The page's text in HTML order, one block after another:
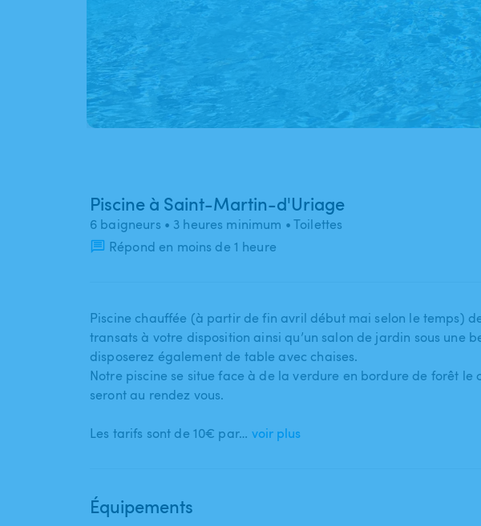
Piscine à Saint-Martin-d'Uriage
6 baigneurs • 3 heures minimum • Toilettes
Répond en moins de 1 heure
Piscine chauffée (à partir de fin avril début mai selon le temps)
transats à votre disposition ainsi qu’un salon de jardin sous une
disposerez également de table avec chaises.
Notre piscine se situe face à de la verdure en bordure de forêt le
seront au rendez vous.
Les tarifs sont de 10€ par… voir plus
Équipements